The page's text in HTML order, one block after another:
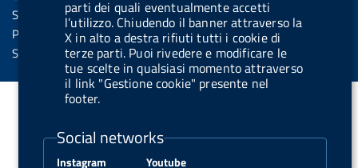
parti dei quali eventualmente accetti
l’utilizzo. Chiudendo il banner attraverso la
X in alto a destra rifiuti tutti i cookie di
terze parti. Puoi rivedere e modificare le
tue scelte in qualsiasi momento attraverso
il link "Gestione cookie" presente nel
footer.
Social networks
Instagram Youtube
n
.
i
n
s
a
g
n
.
s
p
o
i
f
Statistiche sito
Privacy
Servizi Online